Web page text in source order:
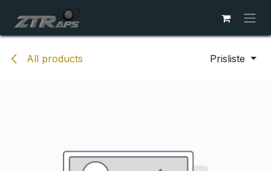
All products Prisliste